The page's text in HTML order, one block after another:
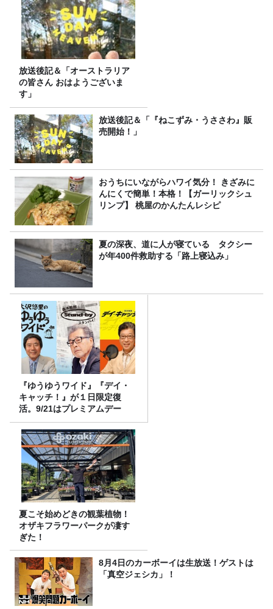
放送後記＆「オーストラリア
の皆さん おはようございま
す」
放送後記＆「『ねこずみ・うささわ』販
売開始！」
おうちにいながらハワイ気分！ きざみに
んにくで簡単！本格！【ガーリックシュ
リンプ】 桃屋のかんたんレシピ
夏の深夜、道に人が寝ている タクシー
が年400件救助する「路上寝込み」
『ゆうゆうワイド』『デイ・
キャッチ！』が１日限定復
活。9/21はプレミアムデー
夏こそ始めどきの観葉植物！
オザキフラワーパークが凄す
ぎた！
8月4日のカーボーイは生放送！ゲストは
「真空ジェシカ」！